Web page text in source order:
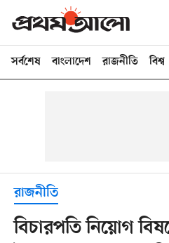
সর্বশেষ বাংলাদেশ রাজনীতি বিশ্ব
রাজনীতি
বিচারপতি নিয়োগ